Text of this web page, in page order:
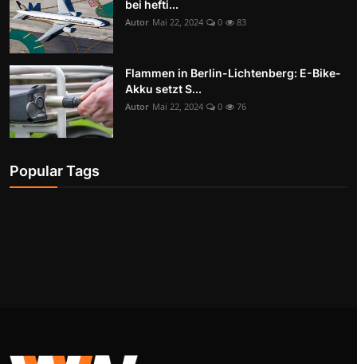
bei hefti...
Autor Mai 22, 2024 0 83
Flammen in Berlin-Lichtenberg: E-Bike-
Akku setzt S...
Autor Mai 22, 2024 0 76
Popular Tags